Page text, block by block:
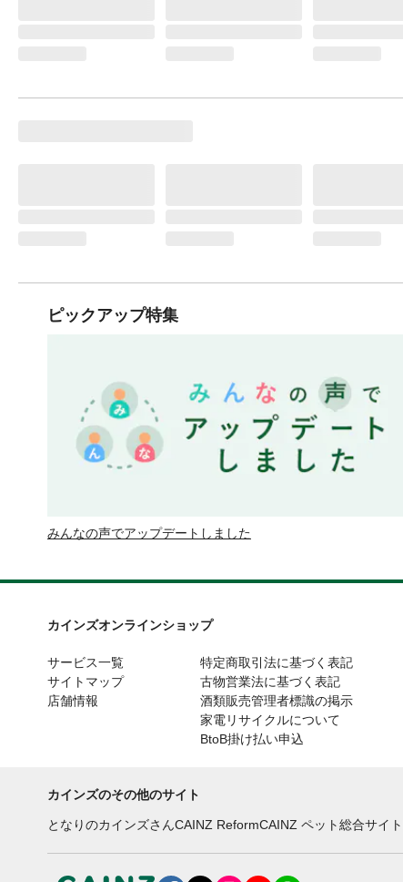
ピックアップ特集
みんなの声でアップデートしました
カインズオンラインショップ
サービス一覧
サイトマップ
店舗情報
特定商取引法に基づく表記
古物営業法に基づく表記
酒類販売管理者標識の掲示
家電リサイクルについて
BtoB掛け払い申込
カインズのその他のサイト
となりのカインズさんCAINZ ReformCAINZ ペット総合サイト